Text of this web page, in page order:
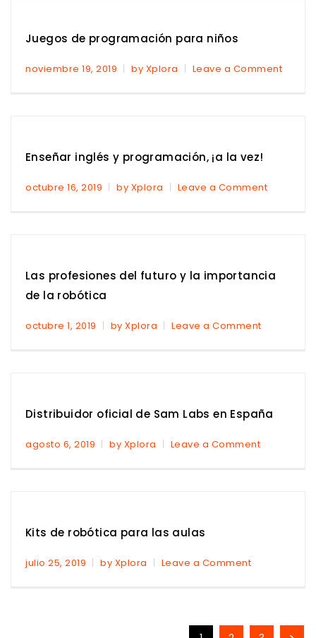
Juegos de programación para niños
noviembre 19, 2019 by Xplora Leave a Comment
Enseñar inglés y programación, ¡a la vez!
octubre 16, 2019 by Xplora Leave a Comment
Las profesiones del futuro y la importancia
de la robótica
octubre 1, 2019 by Xplora Leave a Comment
Distribuidor oficial de Sam Labs en España
agosto 6, 2019 by Xplora Leave a Comment
Kits de robótica para las aulas
julio 25, 2019 by Xplora Leave a Comment